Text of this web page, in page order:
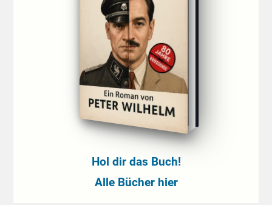
Hol dir das Buch!
Alle Bücher hier